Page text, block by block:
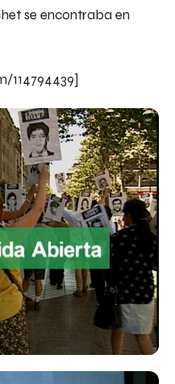
se encontraba en
114794439]